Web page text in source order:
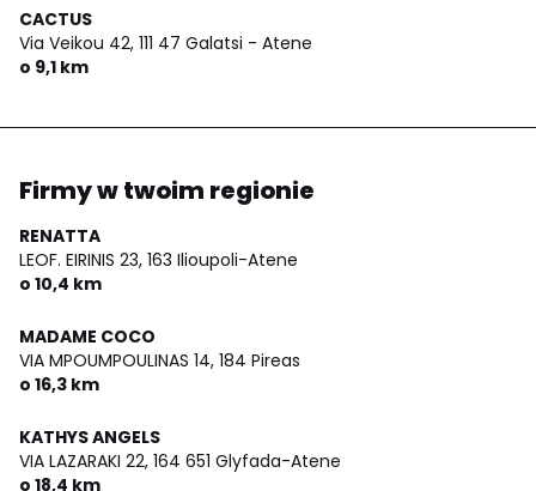
CACTUS
Via Veikou 42, 111 47 Galatsi - Atene
o 9,1 km
Firmy w twoim regionie
RENATTA
LEOF. EIRINIS 23, 163 Ilioupoli-Atene
o 10,4 km
MADAME COCO
VIA MPOUMPOULINAS 14, 184 Pireas
o 16,3 km
KATHYS ANGELS
VIA LAZARAKI 22, 164 651 Glyfada-Atene
o 18,4 km